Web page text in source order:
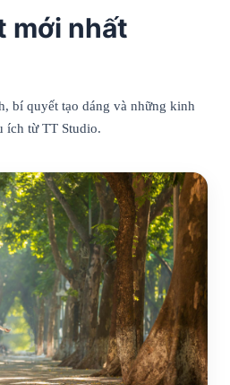
mới nhất
bí quyết tạo dáng và những kinh
ích từ TT Studio.